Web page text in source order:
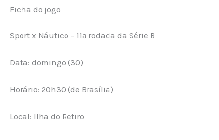
Ficha do jogo
Sport x Náutico – 11ª rodada da Série B
Data: domingo (30)
Horário: 20h30 (de Brasília)
Local: Ilha do Retiro